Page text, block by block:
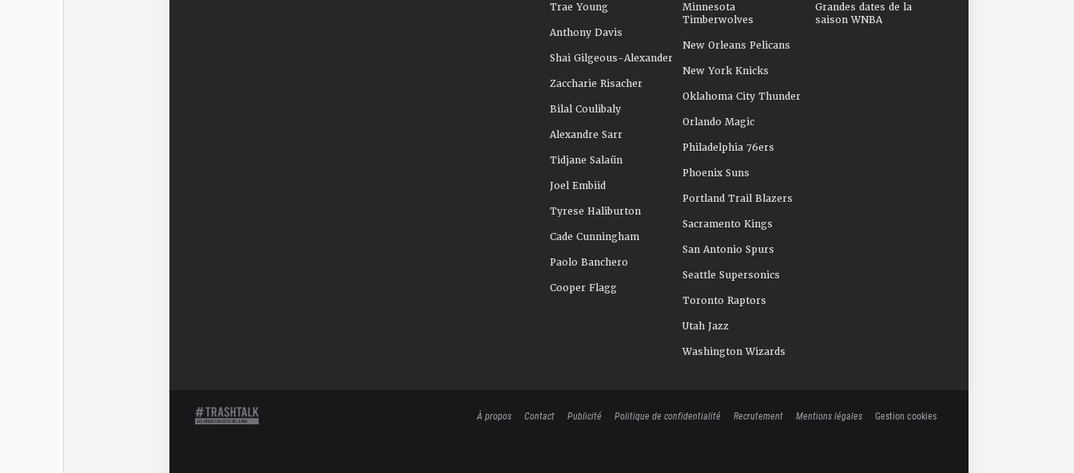
Trae Young
Anthony Davis
Shai Gilgeous-Alexander
Zaccharie Risacher
Bilal Coulibaly
Alexandre Sarr
Tidjane Salaün
Joel Embiid
Tyrese Haliburton
Cade Cunningham
Paolo Banchero
Cooper Flagg
Minnesota
Timberwolves
New Orleans Pelicans
New York Knicks
Oklahoma City Thunder
Orlando Magic
Philadelphia 76ers
Phoenix Suns
Portland Trail Blazers
Sacramento Kings
San Antonio Spurs
Seattle Supersonics
Toronto Raptors
Utah Jazz
Washington Wizards
Grandes dates de la
saison WNBA
À propos Contact Publicité Politique de confidentialité Recrutement Mentions légales Gestion cookies